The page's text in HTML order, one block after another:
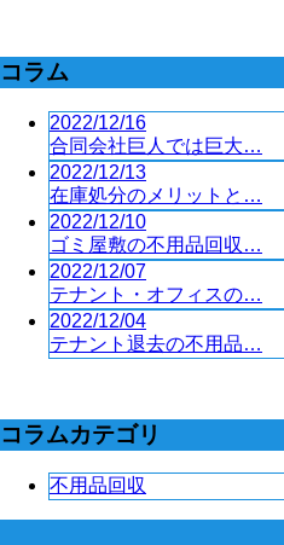
コラム
2022/12/16
合同会社巨人では巨大…
2022/12/13
在庫処分のメリットと…
2022/12/10
ゴミ屋敷の不用品回収…
2022/12/07
テナント・オフィスの…
2022/12/04
テナント退去の不用品…
コラムカテゴリ
不用品回収